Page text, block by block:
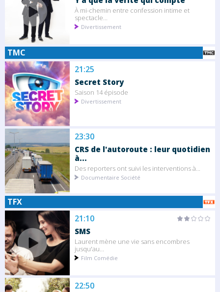
À mi-chemin entre confession intime et
spectacle...
Divertissement
TMC
21:25
Secret Story
Saison 14 épisode
Divertissement
23:30
CRS de l'autoroute : leur quotidien
à...
Des reporters ont suivi les interventions à...
Documentaire Société
TFX
21:10
SMS
Laurent mène une vie sans encombres
jusqu'au...
Film Comédie
22:50